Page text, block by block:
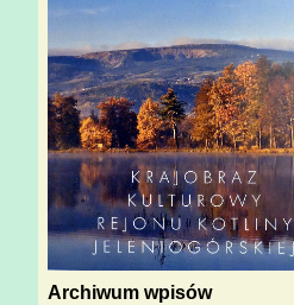
Archiwum wpisów